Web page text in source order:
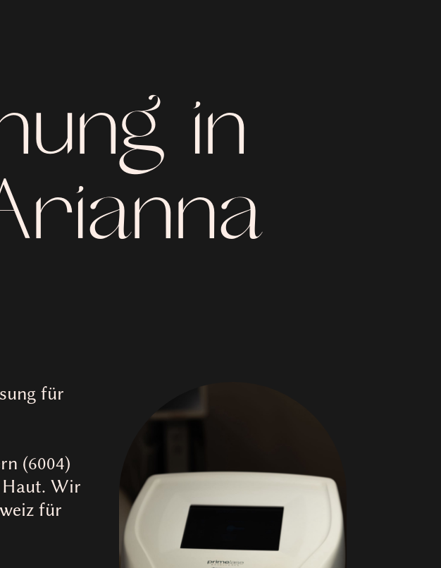
in
für
(6004)
Haut. Wir
für